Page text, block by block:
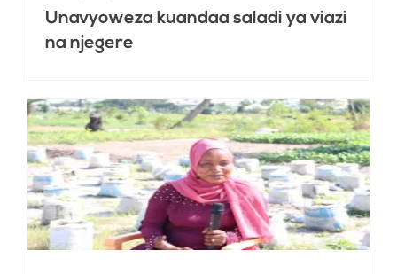
Unavyoweza kuandaa saladi ya viazi
na njegere